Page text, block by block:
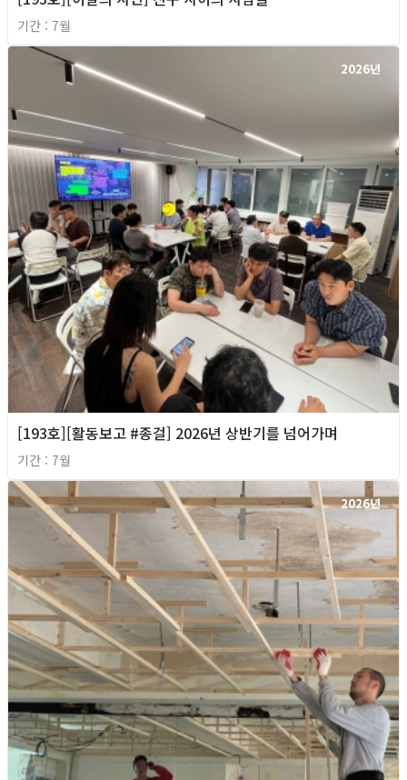
기간 : 7월
2026년
[193호][활동보고 #종걸] 2026년 상반기를 넘어가며
기간 : 7월
2026년